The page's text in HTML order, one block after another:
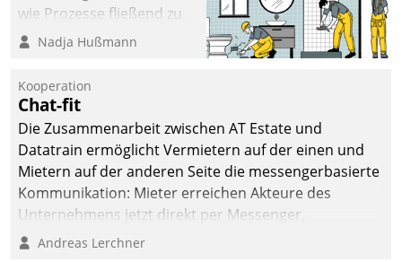
wie Prozesse fließend zu
vernetzen, nutzt die
Jahresbeginn eine
Überblick, Einsicht und
Eingriff bietende Lösung.
Zur Entwicklung setzte
man auf
Cloudtechnologie,
bewährte und Startup-
agile Projektmethoden.
Nadja Hußmann
Kooperation
Chat-fit
Die Zusammenarbeit zwischen AT Estate und
Datatrain ermöglicht Vermietern auf der einen und
Mietern auf der anderen Seite die messengerbasierte
Kommunikation: Mieter erreichen Akteure des
Unternehmens jetzt direkt per Messenger,
Mitarbeiter oder Dienstleister empfangen oder
Andreas Lerchner